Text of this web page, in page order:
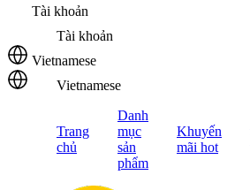
Tài khoản
Tài khoản
Vietnamese
Vietnamese
Trang
chủ
Danh
mục
sản
phẩm
Khuyến
mãi hot